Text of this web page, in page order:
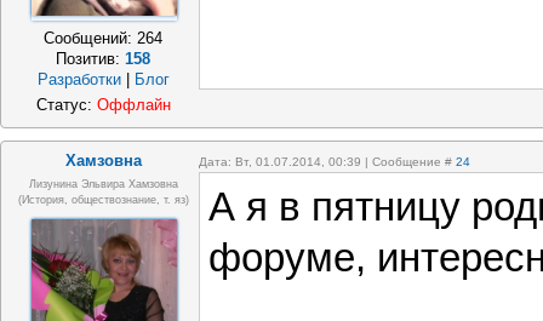
Сообщений:264
Позитив:158
Разработки
Блог
Статус: Оффлайн
Хамзовна Дата: Вт, 01.07.2014, 00:39 | Сообщение # 24
Лизунина Эльвира Хамзовна
(История, обществознание, т. яз)
А я в пятницу
форуме,